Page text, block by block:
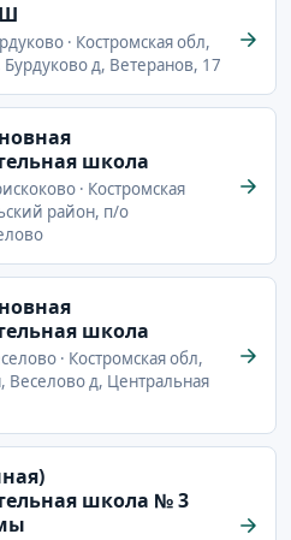
· Костромская обл,
д, Ветеранов, 17
школа
· Костромская
район, п/о
школа
· Костромская обл,
Веселово д, Центральная
школа № 3